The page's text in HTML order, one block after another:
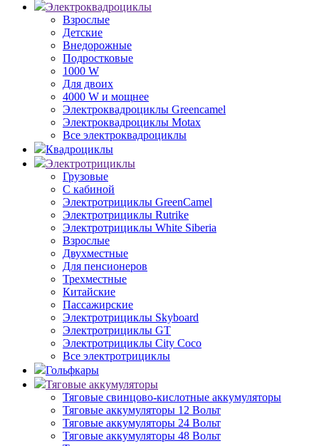
Электроквадроциклы
Взрослые
Детские
Внедорожные
Подростковые
1000 W
Для двоих
4000 W и мощнее
Электроквадроциклы Greencamel
Электроквадроциклы Motax
Все электроквадроциклы
Квадроциклы
Электротрициклы
Грузовые
С кабиной
Электротрициклы GreenCamel
Электротрициклы Rutrike
Электротрициклы White Siberia
Взрослые
Двухместные
Для пенсионеров
Трехместные
Китайские
Пассажирские
Электротрициклы Skyboard
Электротрициклы GT
Электротрициклы City Coco
Все электротрициклы
Гольфкары
Тяговые аккумуляторы
Тяговые свинцово-кислотные аккумуляторы
Тяговые аккумуляторы 12 Вольт
Тяговые аккумуляторы 24 Вольт
Тяговые аккумуляторы 48 Вольт